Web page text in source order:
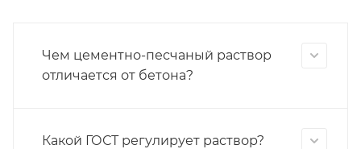
Чем цементно-песчаный раствор
отличается от бетона?
Какой ГОСТ регулирует раствор?